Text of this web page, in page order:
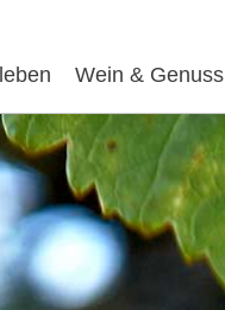
Wein & Genuss